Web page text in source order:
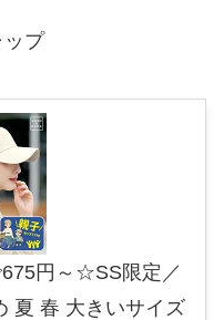
ップ
円～☆SS限定／
夏 春 大きいサイズ